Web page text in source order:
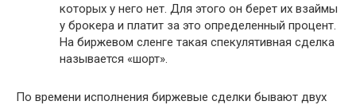
которых у него нет. Для этого он берет их взаймы
у брокера и платит за это определенный процент.
На биржевом сленге такая спекулятивная сделка
называется «шорт».
По времени исполнения биржевые сделки бывают двух